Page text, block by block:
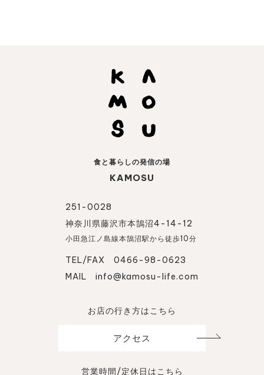
食と暮らしの発信の場
KAMOSU
251-0028
神奈川県藤沢市本鵠沼4-14-12
小田急江ノ島線本鵠沼駅から徒歩10分
TEL/FAX 0466-98-0623
MAIL info@kamosu-life.com
お店の行き方はこちら
アクセス
営業時間/定休日はこちら